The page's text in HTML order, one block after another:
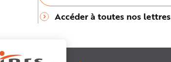
Accéder à toutes nos lettres